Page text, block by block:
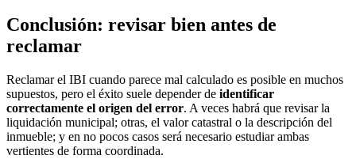
Conclusión: revisar bien antes de
reclamar
Reclamar el IBI cuando parece mal calculado es posible en muchos
supuestos, pero el éxito suele depender de identificar
correctamente el origen del error. A veces habrá que revisar la
liquidación municipal; otras, el valor catastral o la descripción del
inmueble; y en no pocos casos será necesario estudiar ambas
vertientes de forma coordinada.